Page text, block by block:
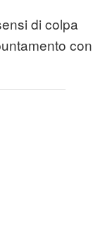
di colpa
con